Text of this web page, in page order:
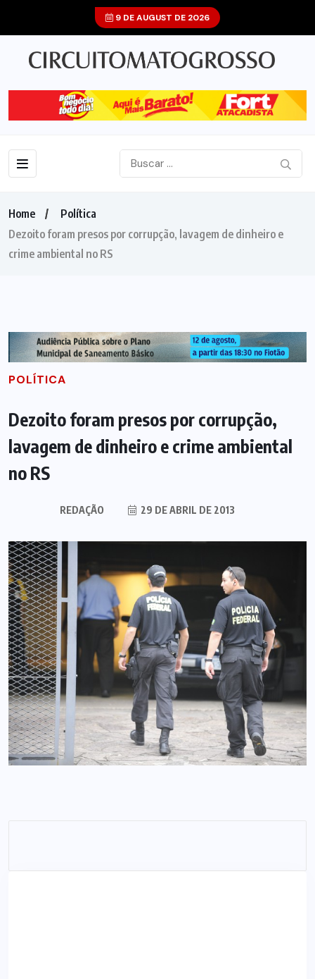
9 DE AUGUST DE 2026
Home
Política
Dezoito foram presos por corrupção, lavagem de dinheiro e
crime ambiental no RS
POLÍTICA
Dezoito foram presos por corrupção,
lavagem de dinheiro e crime ambiental
no RS
REDAÇÃO 29 DE ABRIL DE 2013